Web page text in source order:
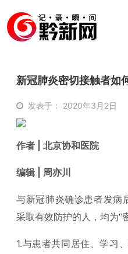
新冠肺炎密切接触者如
发表于： 2020年3月2日
作者 | 北京协和医院
编辑 | 周亦川
与新冠肺炎确诊患者发病
采取有效防护的人，均为“
1.与患者共同居住、学习